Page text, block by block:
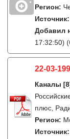
Регион:
Источник:
Добавил
17:32:50)
22-03-
Каналы
плюс,
Регион:
Источник: